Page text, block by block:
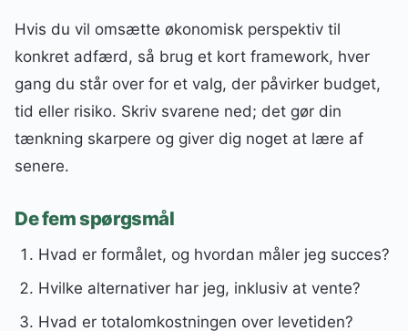
Hvis du vil omsætte økonomisk perspektiv til
konkret adfærd, så brug et kort framework, hver
gang du står over for et valg, der påvirker budget,
tid eller risiko. Skriv svarene ned; det gør din
tænkning skarpere og giver dig noget at lære af
senere.
De fem spørgsmål
Hvad er formålet, og hvordan måler jeg succes?
Hvilke alternativer har jeg, inklusiv at vente?
Hvad er totalomkostningen over levetiden?